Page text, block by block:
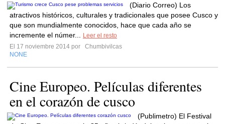
(Diario Correo) Los
atractivos históricos, culturales y tradicionales que posee Cusco y
que son mundialmente conocidos, hace que cada año se
incremente el númer...
Leer el resto
El 17 noviembre 2014 por
Chumbivilcas
NONE
Cine Europeo. Películas diferentes
en el corazón de cusco
(Publimetro) El Festival